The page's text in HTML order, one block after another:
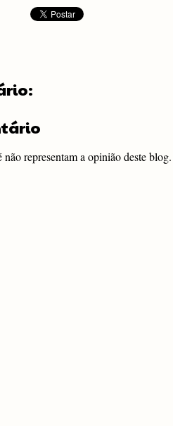
não representam a opinião deste blog.